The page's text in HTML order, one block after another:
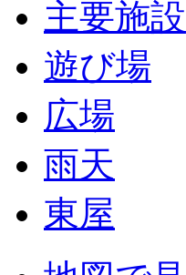
主要施設
遊び場
広場
雨天
東屋